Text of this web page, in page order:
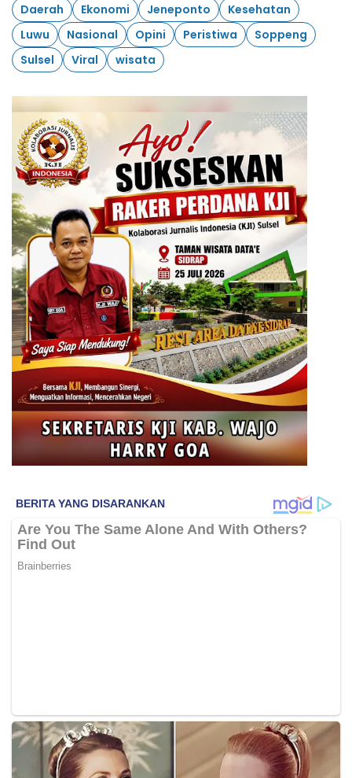
Daerah
Ekonomi Jeneponto
Kesehatan
Luwu
Nasional Opini Peristiwa
Soppeng
Sulsel
Viral wisata